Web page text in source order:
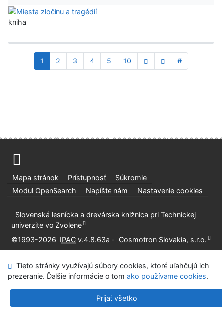
kniha
1 2 3 4 5 10 #
Mapa stránok Prístupnosť
Súkromie
Modul OpenSearch
Napíšte nám Nastavenie cookies
Slovenská lesnícka a drevárska knižnica pri Technickej
univerzite vo Zvolene
©1993-2026 IPAC v.4.8.63a - Cosmotron Slovakia, s.r.o.
Tieto stránky využívajú súbory cookies, ktoré uľahčujú ich
prezeranie. Ďalšie informácie o tom ako používame cookies.
Prijať všetko